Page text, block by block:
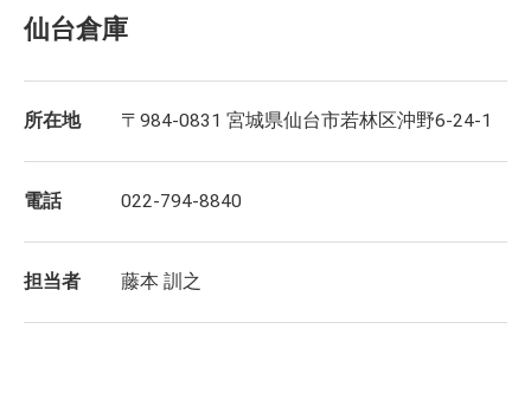
仙台倉庫
所在地 〒984-0831 宮城県仙台市若林区沖野6-24-1
電話 022-794-8840
担当者 藤本 訓之